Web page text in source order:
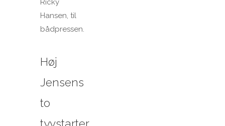
Ricky
Hansen, til
bådpressen.
Høj
Jensens
to
tyvstarter